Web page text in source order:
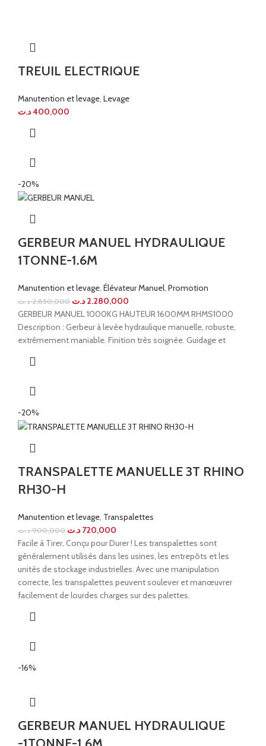
TREUIL ELECTRIQUE
Manutention et levage, Levage
400,000د.ت
-20%
GERBEUR MANUEL HYDRAULIQUE
1TONNE-1.6M
Manutention et levage, Élévateur Manuel, Promotion
2.850,000 د.ت 2.280,000 د.ت
GERBEUR MANUEL 1000KG HAUTEUR 1600MM RHMS1000
Description : Gerbeur à levée hydraulique manuelle, robuste,
extrêmement maniable. Finition très soignée. Guidage et
-20%
TRANSPALETTE MANUELLE 3T RHINO
RH30-H
Manutention et levage, Transpalettes
900,000 د.ت 720,000 د.ت
Facile à Tirer, Conçu pour Durer ! Les transpalettes sont
généralement utilisés dans les usines, les entrepôts et les
unités de stockage industrielles. Avec une manipulation
correcte, les transpalettes peuvent soulever et manœuvrer
facilement de lourdes charges sur des palettes.
-16%
GERBEUR MANUEL HYDRAULIQUE